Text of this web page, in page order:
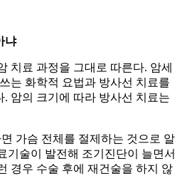
냐
치료 과정을 그대로 따른다. 암세
는 화학적 요법과 방사선 치료를
암의 크기에 따라 방사선 치료는
가슴 전체를 절제하는 것으로 알
기술이 발전해 조기진단이 늘면서
경우 수술 후에 재건술을 하지 않